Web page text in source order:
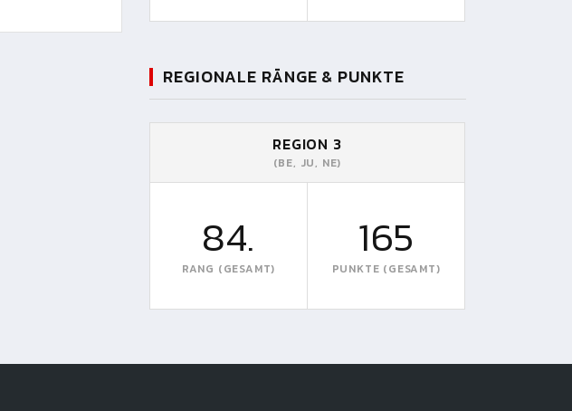
REGIONALE RÄNGE & PUNKTE
REGION 3
(BE, JU, NE)
84.
RANG (GESAMT)
165
PUNKTE (GESAMT)